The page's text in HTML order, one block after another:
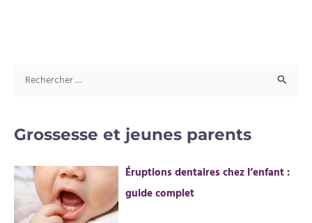
h
r
c
h
Grossesse et jeunes parents
Éruptions dentaires chez l’enfant :
guide complet